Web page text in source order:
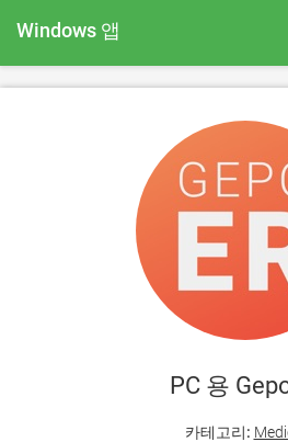
Windows 앱
PC 용
카테고리: